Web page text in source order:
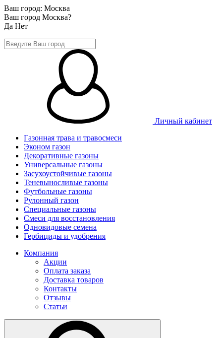
Ваш город: Москва
Ваш город Москва?
Да Нет
Личный кабинет
Газонная трава и травосмеси
Эконом газон
Декоративные газоны
Универсальные газоны
Засухоустойчивые газоны
Теневыносливые газоны
Футбольные газоны
Рулонный газон
Специальные газоны
Смеси для восстановления
Одновидовые семена
Гербициды и удобрения
Компания
Акции
Оплата заказа
Доставка товаров
Контакты
Отзывы
Статьи